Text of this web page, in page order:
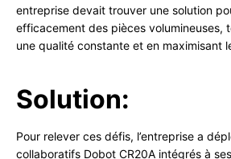
entreprise devait trouver une solution
efficacement des pièces volumineuses,
une qualité constante et en maximisant
Solution:
Pour relever ces défis, l’entreprise a
collaboratifs Dobot CR20A intégrés à